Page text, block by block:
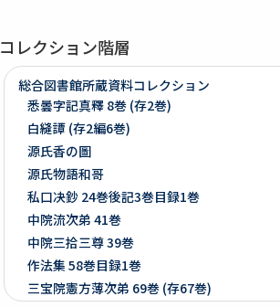
コレクション階層
総合図書館所蔵資料コレクション
悉曇字記真釋 8巻 (存2巻)
白縫譚 (存2編6巻)
源氏香の圖
源氏物語和哥
私口决鈔 24巻後記3巻目録1巻
中院流次弟 41巻
中院三拾三尊 39巻
作法集 58巻目録1巻
三宝院憲方薄次弟 69巻 (存67巻)